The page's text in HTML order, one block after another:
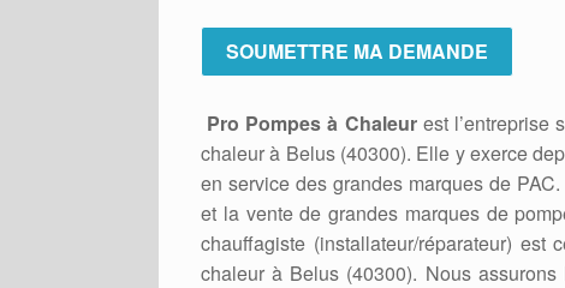
Pro Pompes à Chaleurest l’entreprise
chaleur à Belus (40300). Elle y exerce
en service des grandes marques de
et la vente de grandes marques de
chauffagiste (installateur/réparateur) est
chaleur à Belus (40300). Nous